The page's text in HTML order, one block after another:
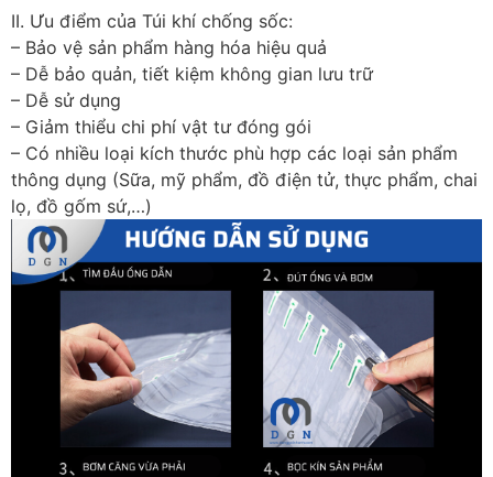
II. Ưu điểm của Túi khí chống sốc:
– Bảo vệ sản phẩm hàng hóa hiệu quả
– Dễ bảo quản, tiết kiệm không gian lưu trữ
– Dễ sử dụng
– Giảm thiểu chi phí vật tư đóng gói
– Có nhiều loại kích thước phù hợp các loại sản phẩm
thông dụng (Sữa, mỹ phẩm, đồ điện tử, thực phẩm, chai
lọ, đồ gốm sứ,…)